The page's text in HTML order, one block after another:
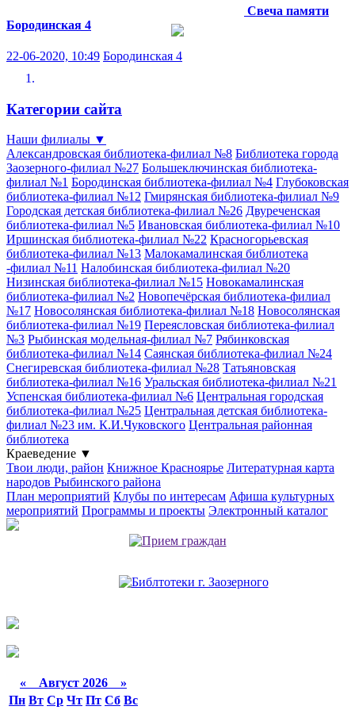
Свеча памяти
Бородинская 4
22-06-2020, 10:49 Бородинская 4
Категории сайта
Наши филиалы ▼
Александровская библиотека-филиал №8 Библиотека города
Заозерного-филиал №27 Большеключинская библиотека-
филиал №1 Бородинская библиотека-филиал №4 Глубоковская
библиотека-филиал №12 Гмирянская библиотека-филиал №9
Городская детская библиотека-филиал №26 Двуреченская
библиотека-филиал №5 Ивановская библиотека-филиал №10
Иршинская библиотека-филиал №22 Красногорьевская
библиотека-филиал №13 Малокамалинская библиотека
-филиал №11 Налобинская библиотека-филиал №20
Низинская библиотека-филиал №15 Новокамалинская
библиотека-филиал №2 Новопечёрская библиотека-филиал
№17 Новосолянская библиотека-филиал №18 Новосолянская
библиотека-филиал №19 Переясловская библиотека-филиал
№3 Рыбинская модельная-филиал №7 Рябинковская
библиотека-филиал №14 Саянская библиотека-филиал №24
Снегиревская библиотека-филиал №28 Татьяновская
библиотека-филиал №16 Уральская библиотека-филиал №21
Успенская библиотека-филиал №6 Центральная городская
библиотека-филиал №25 Центральная детская библиотека-
филиал №23 им. К.И.Чуковского Центральная районная
библиотека
Краеведение ▼
Твои люди, район Книжное Красноярье Литературная карта
народов Рыбинского района
План мероприятий Клубы по интересам Афиша культурных
мероприятий Программы и проекты Электронный каталог
« Август 2026 »
Пн Вт Ср Чт Пт Сб Вс